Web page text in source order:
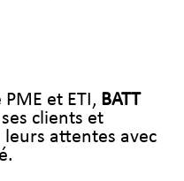
et ETI, BATT
clients et
attentes avec